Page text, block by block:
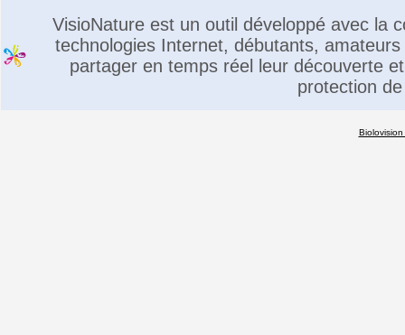
VisioNature est un outil développé avec la
technologies Internet, débutants,
partager en temps réel leur découverte
protection
Biolovision